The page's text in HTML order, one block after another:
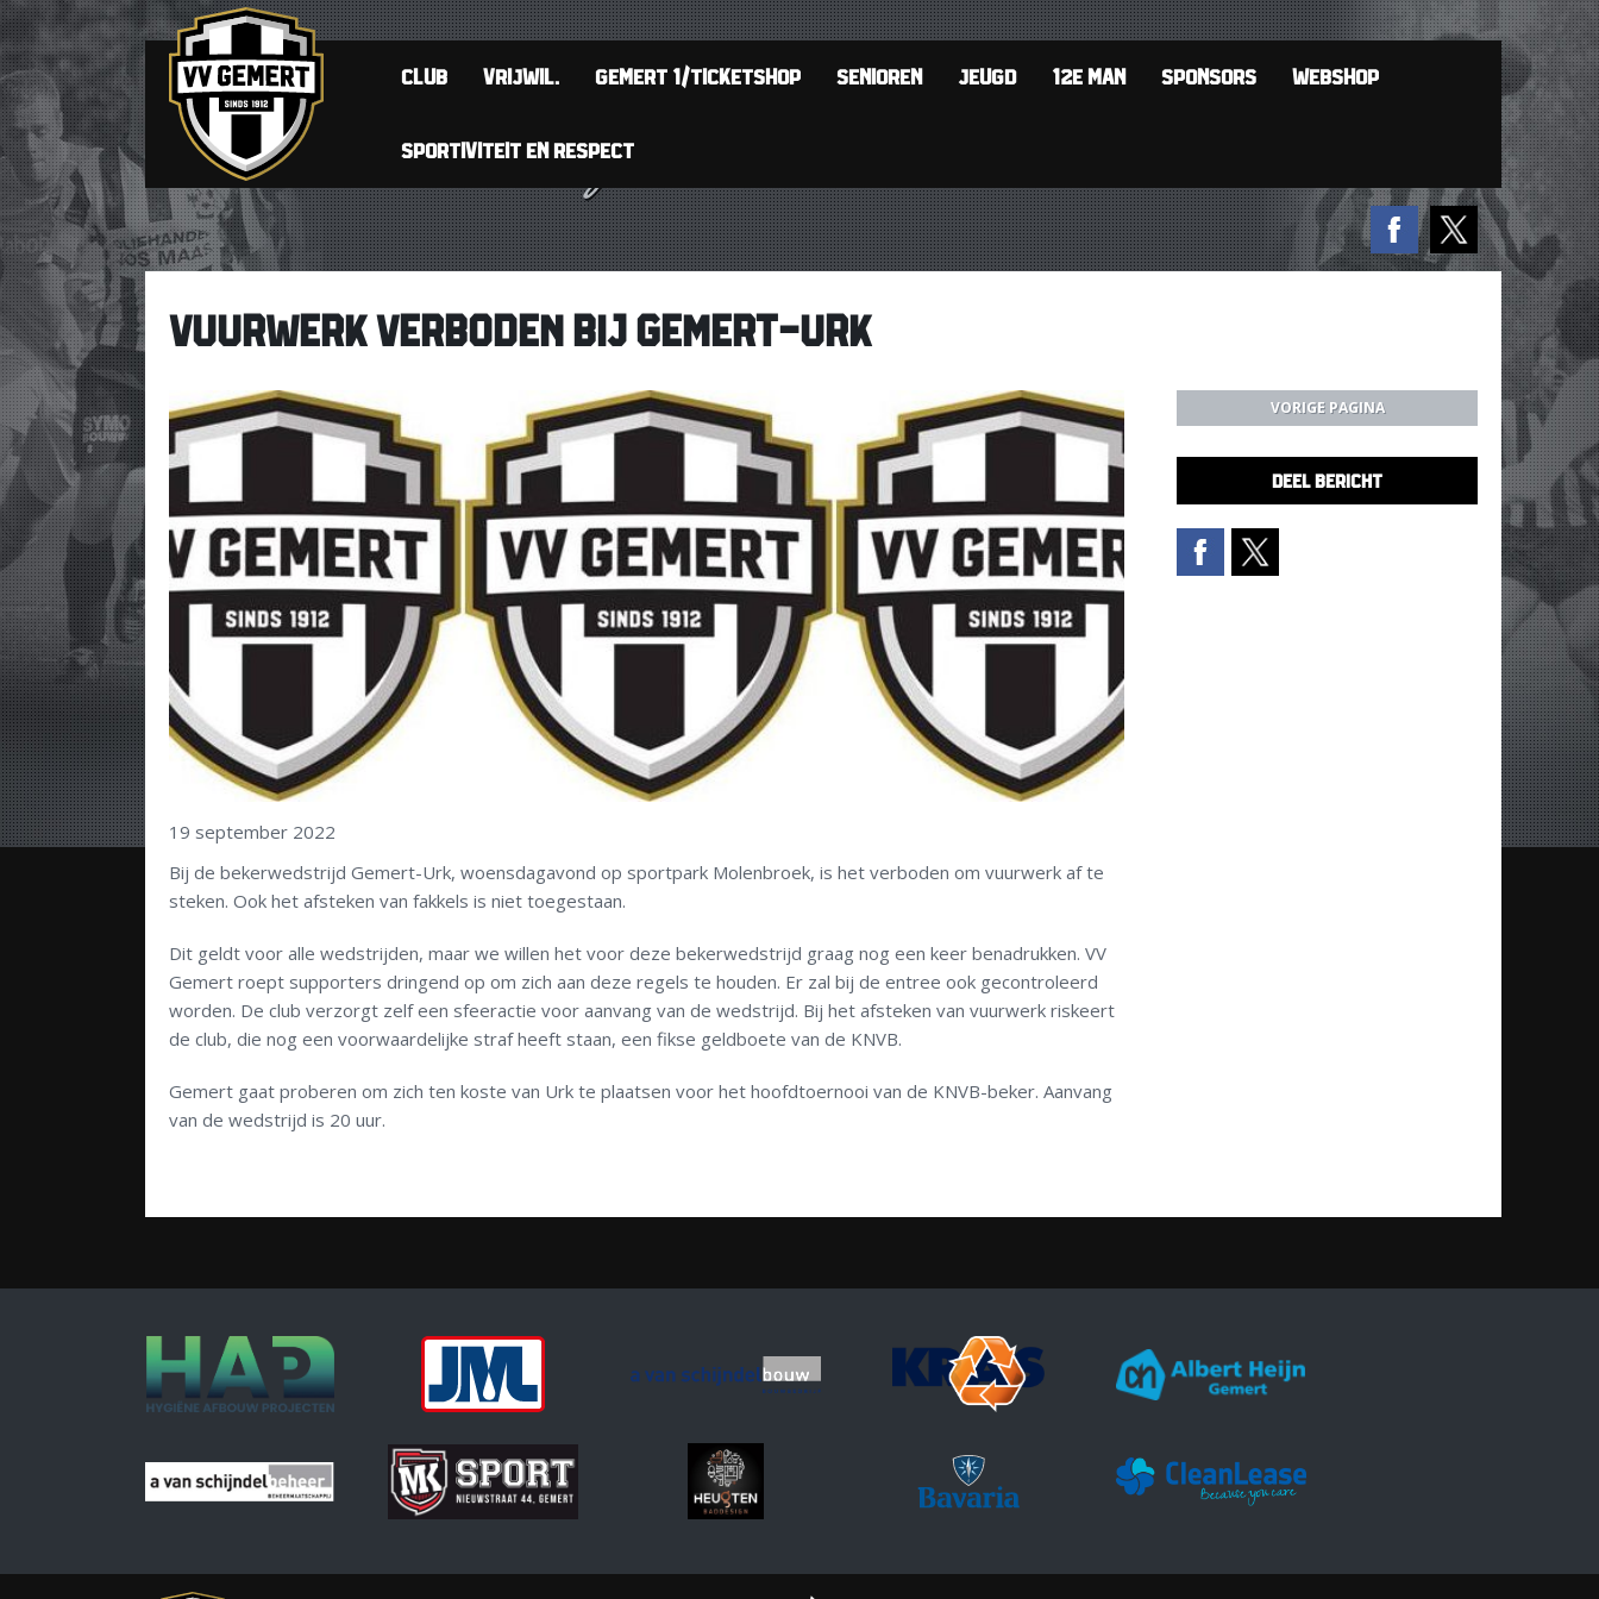
CLUB VRIJWIL. GEMERT 1/TICKETSHOP SENIOREN JEUGD 12E MAN SPONSORS WEBSHOP
SPORTIVITEIT EN RESPECT
VUURWERK VERBODEN BIJ GEMERT-URK
19 september 2022
Bij de bekerwedstrijd Gemert-Urk, woensdagavond op sportpark Molenbroek, is het verboden om vuurwerk af te
steken. Ook het afsteken van fakkels is niet toegestaan.
Dit geldt voor alle wedstrijden, maar we willen het voor deze bekerwedstrijd graag nog een keer benadrukken. VV
Gemert roept supporters dringend op om zich aan deze regels te houden. Er zal bij de entree ook gecontroleerd
worden. De club verzorgt zelf een sfeeractie voor aanvang van de wedstrijd. Bij het afsteken van vuurwerk riskeert
de club, die nog een voorwaardelijke straf heeft staan, een fikse geldboete van de KNVB.
Gemert gaat proberen om zich ten koste van Urk te plaatsen voor het hoofdtoernooi van de KNVB-beker. Aanvang
van de wedstrijd is 20 uur.
VORIGE PAGINA
DEEL BERICHT